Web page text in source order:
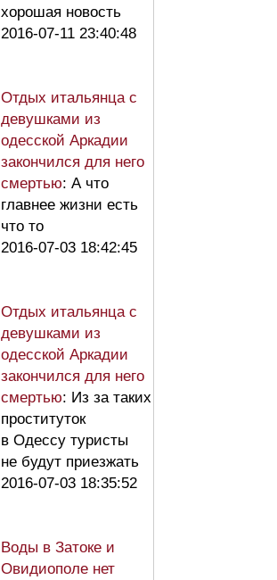
хорошая новость
2016-07-11 23:40:48
Отдых итальянца с
девушками из
одесской Аркадии
закончился для него
смертью: А что
главнее жизни есть
что то
2016-07-03 18:42:45
Отдых итальянца с
девушками из
одесской Аркадии
закончился для него
смертью: Из за таких
проституток
в Одессу туристы
не будут приезжать
2016-07-03 18:35:52
Воды в Затоке и
Овидиополе нет